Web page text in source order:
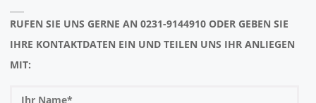
RUFEN SIE UNS GERNE AN 0231-9144910 ODER GEBEN SIE
IHRE KONTAKTDATEN EIN UND TEILEN UNS IHR ANLIEGEN
MIT: